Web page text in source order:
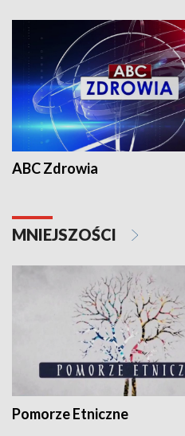
ABC Zdrowia
MNIEJSZOŚCI
Pomorze Etniczne